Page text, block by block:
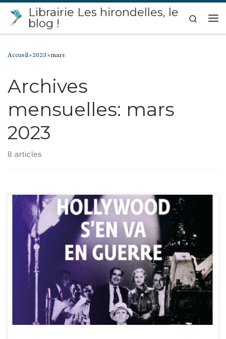
Passer au contenu
Librairie Les hirondelles, le
blog !
Search
Accueil»2023»mars
Archives
mensuelles: mars
2023
8 articles
Retrouvez le polar américain de la plus pure tradition, sauf qu’il est écrit par
un français qui s’amuse ! Vic est détective privée, lesbienne, dans le
Hollywood des années 40. Le cinéma bat son plein autant que les scandales
impliquant stars et cinéastes. Le nazisme inquiète aussi et conduit chacun